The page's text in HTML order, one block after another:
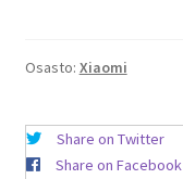
Pro
pääharja
määrä
Osasto: Xiaomi
Share on Twitter
Share on Facebook